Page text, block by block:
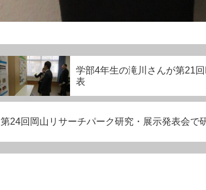
学部4年生の滝川さんが第21
表
第24回岡山リサーチパーク研究・展示発表会で